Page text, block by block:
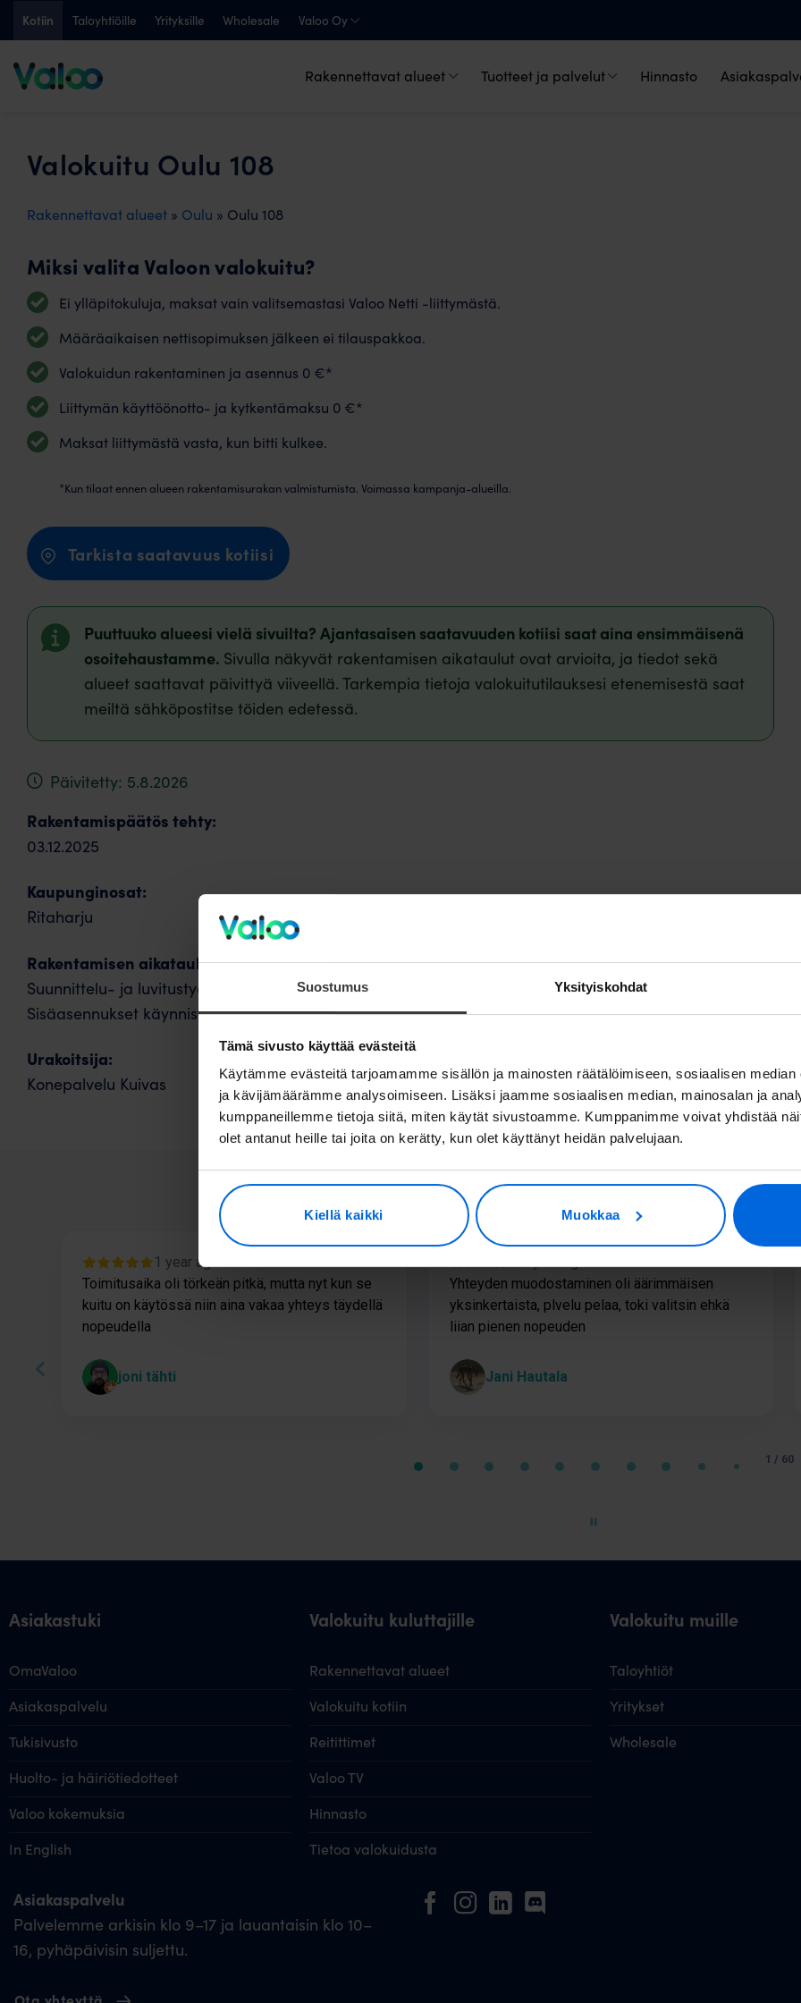
Suostumus Yksityiskohdat
Tämä sivusto käyttää evästeitä
Käytämme evästeitä tarjoamamme sisällön ja mainosten räätälöimiseen, sosiaalisen
ja kävijämäärämme analysoimiseen. Lisäksi jaamme sosiaalisen median, mainosalan ja
kumppaneillemme tietoja siitä, miten käytät sivustoamme. Kumppanimme voivat yhdistää
olet antanut heille tai joita on kerätty, kun olet käyttänyt heidän palvelujaan.
Kiellä kaikki Muokkaa
Kotiin Taloyhtiöille Yrityksille Wholesale Valoo Oy
Rakennettavat alueet Tuotteet ja palvelut Hinnasto
Valokuitu Oulu 108
Rakennettavat alueet » Oulu » Oulu 108
Miksi valita Valoon valokuitu?
Ei ylläpitokuluja, maksat vain valitsemastasi Valoo Netti -liittymästä.
Määräaikaisen nettisopimuksen jälkeen ei tilauspakkoa.
Valokuidun rakentaminen ja asennus 0 €*
Liittymän käyttöönotto- ja kytkentämaksu 0 €*
Maksat liittymästä vasta, kun bitti kulkee.
*Kun tilaat ennen alueen rakentamisurakan valmistumista. Voimassa kampanja-alueilla.
Tarkista saatavuus kotiisi
Puuttuuko alueesi vielä sivuilta? Ajantasaisen saatavuuden kotiisi saat aina ensimmäisenä
osoitehaustamme. Sivulla näkyvät rakentamisen aikataulut ovat arvioita, ja tiedot sekä
alueet saattavat päivittyä viiveellä. Tarkempia tietoja valokuitutilauksesi etenemisestä saat
meiltä sähköpostitse töiden edetessä.
Päivitetty: 5.8.2026
Rakentamispäätös tehty:
03.12.2025
Kaupunginosat:
Ritaharju
Rakentamisen aikatauluarviot:
Suunnittelu- ja luvitustyöt käynnissä: 04/2026
Sisäasennukset käynnistyvät: 04/2026
Urakoitsija:
Konepalvelu Kuivas
Tätä asiakkaamme meistä
1 year ago
Toimitusaika oli törkeän pitkä, mutta nyt kun se
kuitu on käytössä niin aina vakaa yhteys täydellä
nopeudella
joni tähti
1 year ago
Yhteyden muodostaminen oli äärimmäisen
yksinkertaista, plvelu pelaa, toki valitsin ehkä
liian pienen nopeuden
Jani Hautala
1 / 60
Asiakastuki
OmaValoo
Asiakaspalvelu
Tukisivusto
Huolto- ja häiriötiedotteet
Valoo kokemuksia
In English
Valokuitu kuluttajille
Rakennettavat alueet
Valokuitu kotiin
Reitittimet
Valoo TV
Hinnasto
Tietoa valokuidusta
Valokuitu muille
Taloyhtiöt
Yritykset
Wholesale
Asiakaspalvelu
Palvelemme arkisin klo 9–17 ja lauantaisin klo 10–
16, pyhäpäivisin suljettu.